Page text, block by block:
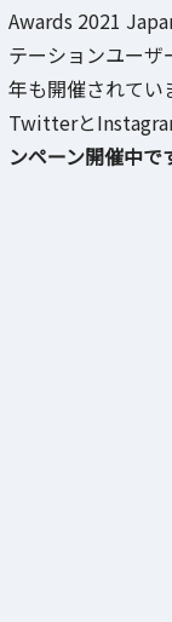
Awards 2021
テーションユー
年も開催されてい
Twitterと
ンペーン開催中で